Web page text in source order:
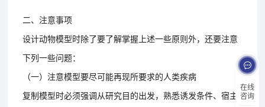
在线
咨询
二、注意事项
设计动物模型时除了要了解掌握上述一些原则外，还要注意
下列一些问题：
（一）注意模型要尽可能再现所要求的人类疾病
复制模型时必须强调从研究目的出发，熟悉诱发条件、宿主